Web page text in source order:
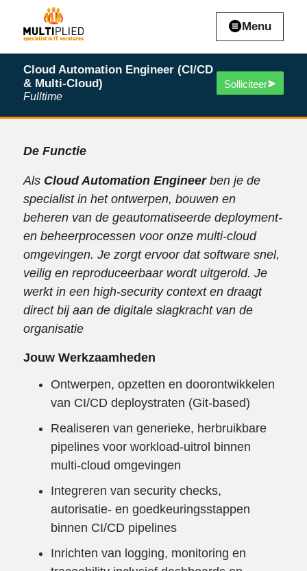
Menu
Cloud Automation Engineer (CI/CD
& Multi-Cloud)
Fulltime
Solliciteer
De Functie
AlsCloud Automation Engineer ben je de
specialist in het ontwerpen, bouwen en
beheren van de geautomatiseerde deployment-
en beheerprocessen voor onze multi-cloud
omgevingen. Je zorgt ervoor dat software snel,
veilig en reproduceerbaar wordt uitgerold. Je
werkt in een high-security context en draagt
direct bij aan de digitale slagkracht van de
organisatie
Jouw Werkzaamheden
Ontwerpen, opzetten en doorontwikkelen
van CI/CD deploystraten (Git-based)
Realiseren van generieke, herbruikbare
pipelines voor workload-uitrol binnen
multi-cloud omgevingen
Integreren van security checks,
autorisatie- en goedkeuringsstappen
binnen CI/CD pipelines
Inrichten van logging, monitoring en